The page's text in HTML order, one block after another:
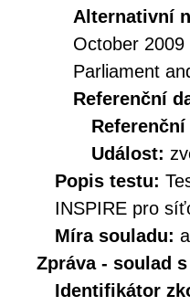
Alternativní
October
Parliament
Referenční
Událost:
Popis testu:
INSPIRE pro
Míra souladu:
Zpráva - soulad s
Identifikátor